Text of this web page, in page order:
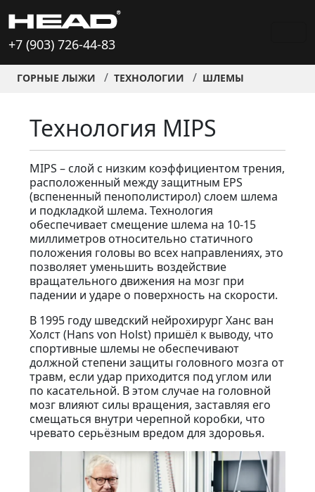
+7 (903) 726-44-83
ГОРНЫЕ ЛЫЖИ ТЕХНОЛОГИИ ШЛЕМЫ
Технология MIPS
MIPS – слой с низким коэффициентом трения,
расположенный между защитным EPS
(вспененный пенополистирол) слоем шлема
и подкладкой шлема. Технология
обеспечивает смещение шлема на 10-15
миллиметров относительно статичного
положения головы во всех направлениях, это
позволяет уменьшить воздействие
вращательного движения на мозг при
падении и ударе о поверхность на скорости.
В 1995 году шведский нейрохирург Ханс ван
Холст (Hans von Holst) пришёл к выводу, что
спортивные шлемы не обеспечивают
должной степени защиты головного мозга от
травм, если удар приходится под углом или
по касательной. В этом случае на головной
мозг влияют силы вращения, заставляя его
смещаться внутри черепной коробки, что
чревато серьёзным вредом для здоровья.